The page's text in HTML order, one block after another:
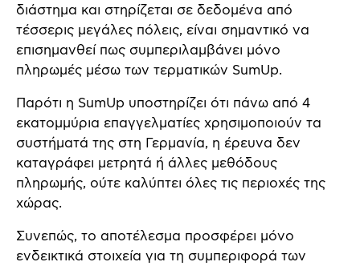
διάστημα και στηρίζεται σε δεδομένα από
τέσσερις μεγάλες πόλεις, είναι σημαντικό να
επισημανθεί πως συμπεριλαμβάνει μόνο
πληρωμές μέσω των τερματικών SumUp.
Παρότι η SumUp υποστηρίζει ότι πάνω από 4
εκατομμύρια επαγγελματίες χρησιμοποιούν τα
συστήματά της στη Γερμανία, η έρευνα δεν
καταγράφει μετρητά ή άλλες μεθόδους
πληρωμής, ούτε καλύπτει όλες τις περιοχές της
χώρας.
Συνεπώς, το αποτέλεσμα προσφέρει μόνο
ενδεικτικά στοιχεία για τη συμπεριφορά των